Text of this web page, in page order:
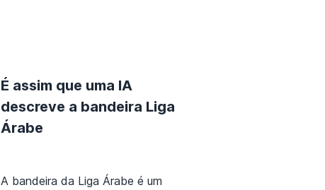
É assim que uma IA
descreve a bandeira Liga
Árabe
A bandeira da Liga Árabe é um